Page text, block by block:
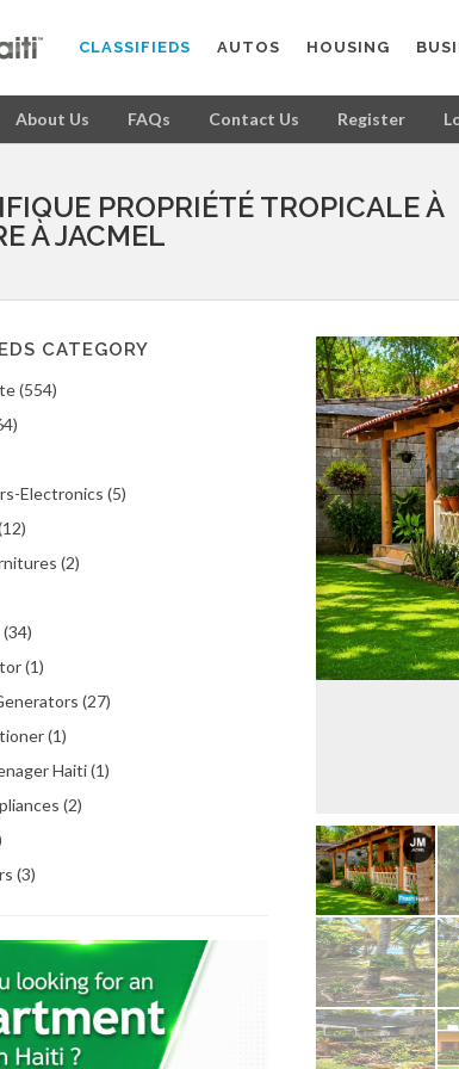
CLASSIFIEDS AUTOS HOUSING
About Us FAQs Contact Us Register
PROPRIÉTÉ TROPICALE À
À JACMEL
CATEGORY
(554)
Electronics (5)
(2)
(1)
(27)
(1)
Haiti (1)
(2)
(3)